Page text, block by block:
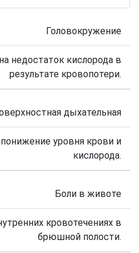
Головокружение
недостаток кислорода в
результате кровопотери.
дыхательная
уровня крови и
кислорода.
Боли в животе
кровотечениях в
брюшной полости.